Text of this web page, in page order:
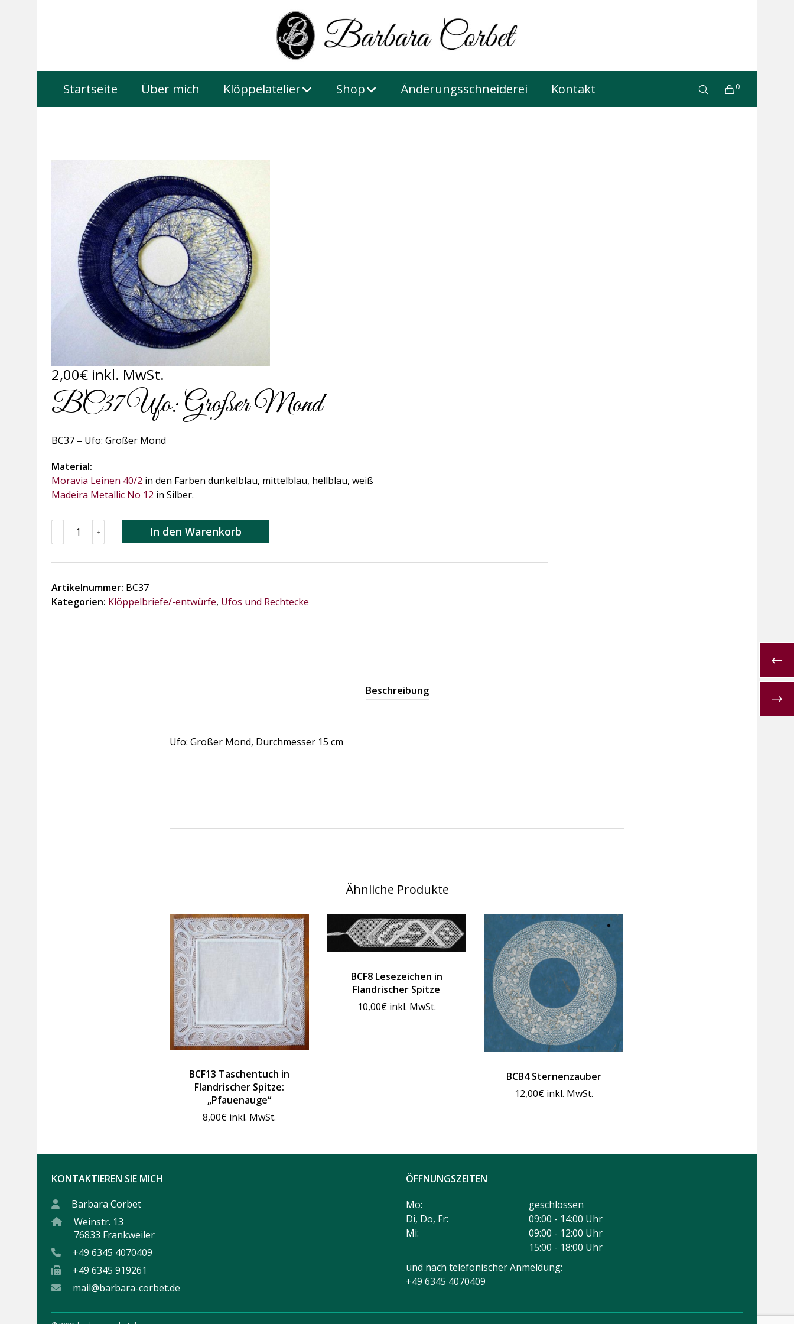
0
Startseite Über mich Klöppelatelier Shop Änderungsschneiderei Kontakt
2,00€ inkl. MwSt.
BC37 Ufo: Großer Mond
BC37 – Ufo: Großer Mond
Material:
Moravia Leinen 40/2 in den Farben dunkelblau, mittelblau, hellblau, weiß
Madeira Metallic No 12 in Silber.
Ufo:
Menge
- + In den Warenkorb
Artikelnummer: BC37
Kategorien: Klöppelbriefe/-entwürfe, Ufos und Rechtecke
Beschreibung
Ufo: Großer Mond, Durchmesser 15 cm
Ähnliche Produkte
BCF13 Taschentuch in
Flandrischer Spitze:
„Pfauenauge“
8,00€ inkl. MwSt.
BCF8 Lesezeichen in
Flandrischer Spitze
10,00€ inkl. MwSt.
BCB4 Sternenzauber
12,00€ inkl. MwSt.
KONTAKTIEREN SIE MICH
Barbara Corbet
Weinstr. 13
76833 Frankweiler
+49 6345 4070409
+49 6345 919261
mail@barbara-corbet.de
ÖFFNUNGSZEITEN
Mo:
geschlossen
Di, Do, Fr:
09:00 - 14:00 Uhr
Mi:
09:00 - 12:00 Uhr
15:00 - 18:00 Uhr
und nach telefonischer Anmeldung:
+49 6345 4070409